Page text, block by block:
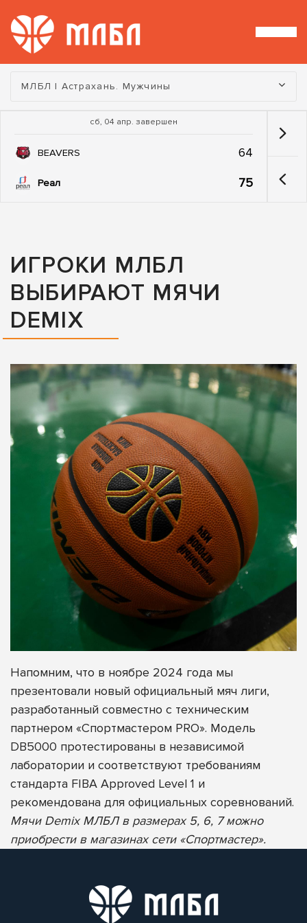
Турнир:
МЛБЛ | Астрахань. Мужчины
сб, 04 апр. завершен
BEAVERS 64
Реал 75
ИГРОКИ МЛБЛ
ВЫБИРАЮТ МЯЧИ
DEMIX
Напомним, что в ноябре 2024 года мы
презентовали новый официальный мяч лиги,
разработанный совместно с техническим
партнером «Спортмастером PRO». Модель
DB5000 протестированы в независимой
лаборатории и соответствуют требованиям
стандарта FIBA Approved Level 1 и
рекомендована для официальных соревнований.
Мячи Demix МЛБЛ в размерах 5, 6, 7 можно
приобрести в магазинах сети «Спортмастер».